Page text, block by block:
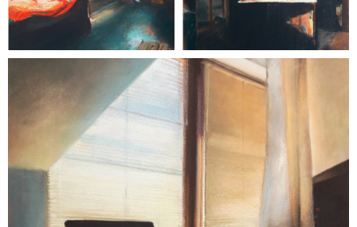
malarstwo